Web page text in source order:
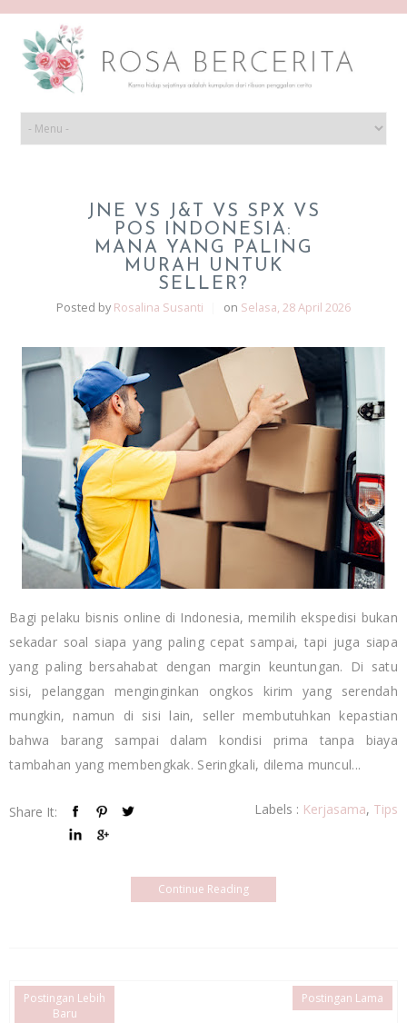
JNE VS J&T VS SPX VS
POS INDONESIA:
MANA YANG PALING
MURAH UNTUK
SELLER?
Posted by Rosalina Susanti on Selasa, 28 April 2026
Bagi pelaku bisnis online di Indonesia, memilih ekspedisi bukan
sekadar soal siapa yang paling cepat sampai, tapi juga siapa
yang paling bersahabat dengan margin keuntungan. Di satu
sisi, pelanggan menginginkan ongkos kirim yang serendah
mungkin, namun di sisi lain, seller membutuhkan kepastian
bahwa barang sampai dalam kondisi prima tanpa biaya
tambahan yang membengkak. Seringkali, dilema muncul...
Share It: Labels : Kerjasama, Tips
Continue Reading
Postingan Lebih
Baru
Postingan Lama